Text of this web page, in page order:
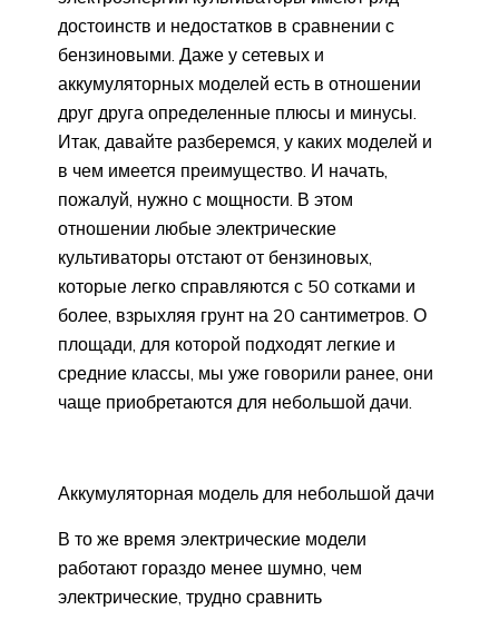
достоинств и недостатков в сравнении с
бензиновыми. Даже у сетевых и
аккумуляторных моделей есть в отношении
друг друга определенные плюсы и минусы.
Итак, давайте разберемся, у каких моделей и
в чем имеется преимущество. И начать,
пожалуй, нужно с мощности. В этом
отношении любые электрические
культиваторы отстают от бензиновых,
которые легко справляются с 50 сотками и
более, взрыхляя грунт на 20 сантиметров. О
площади, для которой подходят легкие и
средние классы, мы уже говорили ранее, они
чаще приобретаются для небольшой дачи.
Аккумуляторная модель для небольшой дачи
В то же время электрические модели
работают гораздо менее шумно, чем
электрические, трудно сравнить